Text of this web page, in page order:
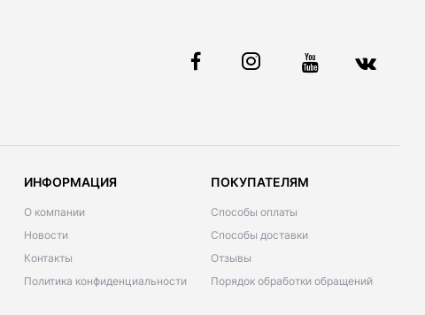
ИНФОРМАЦИЯ
О компании
Новости
Контакты
Политика конфиденциальности
ПОКУПАТЕЛЯМ
Способы оплаты
Способы доставки
Отзывы
Порядок обработки обращений